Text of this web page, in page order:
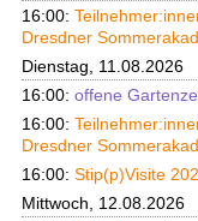
16:00:
Dresdner
Dienstag, 11.08.2026
16:00: offene
16:00:
Dresdner
16:00: Stip(p)Visite
Mittwoch, 12.08.2026